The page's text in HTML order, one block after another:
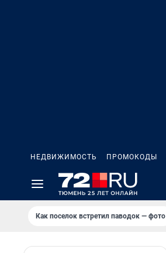
НЕДВИЖИМОСТЬ ПРОМОКОДЫ
Как поселок встретил паводок — фото